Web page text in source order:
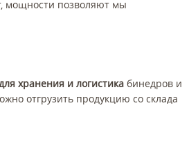
мощности позволяют мы
хранения и логистика бинедров и
отгрузить продукцию со склада